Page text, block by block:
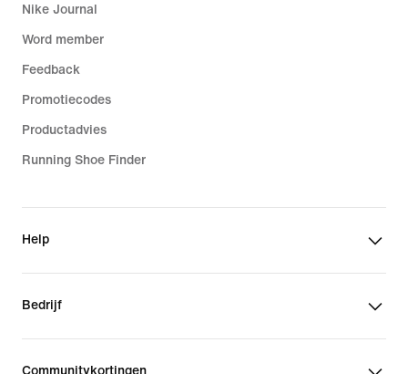
Nike Journal
Word member
Feedback
Promotiecodes
Productadvies
Running Shoe Finder
Help
Bedrijf
Communitykortingen